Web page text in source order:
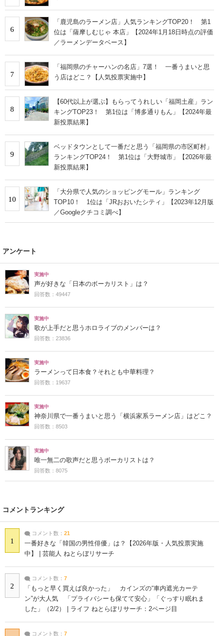
6
「鹿児島のラーメン店」人気ランキングTOP20！ 第1
位は「薩摩しむじゃ 本店」【2024年1月18日時点の評価
／ラーメンデータベース】
7
「福岡県のチャーハンの名店」7選！ 一番うまいと思
う店はどこ？【人気投票実施中】
8
【60代以上が選ぶ】もらってうれしい「福岡土産」ラン
キングTOP23！ 第1位は「博多通りもん」【2024年最
新投票結果】
9
ベッドタウンとして一番だと思う「福岡県の市区町村」
ランキングTOP24！ 第1位は「大野城市」【2026年最
新投票結果】
10
「大分県で人気のショッピングモール」ランキング
TOP10！ 1位は「JRおおいたシティ」【2023年12月版
／Googleクチコミ調べ】
アンケート
実施中
声が好きな「日本のボーカリスト」は？
回答数：49447
実施中
歌が上手だと思うホロライブのメンバーは？
回答数：23836
実施中
ラーメンって日本食？それとも中華料理？
回答数：19637
実施中
神奈川県で一番うまいと思う「横浜家系ラーメン店」はどこ？
回答数：8503
実施中
唯一無二の歌声だと思うボーカリストは？
回答数：8075
コメントランキング
1
コメント数： 21
一番好きな「韓国の男性俳優」は？【2026年版・人気投票実施
中】 | 芸能人 ねとらぼリサーチ
2
コメント数： 7
「もっと早く買えば良かった」 カインズの“車内遮光カーテ
ン”が大人気 「プライバシーも保てて安心」「ぐっすり眠れま
した」（2/2） | ライフ ねとらぼリサーチ：2ページ目
コメント数： 7